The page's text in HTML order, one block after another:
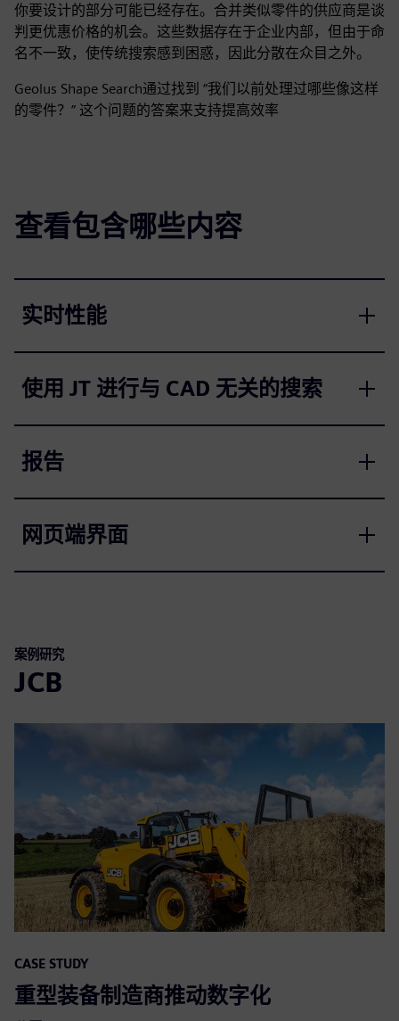
你要设计的部分可能已经存在。合并类似零件的供应商是谈
判更优惠价格的机会。这些数据存在于企业内部，但由于命
名不一致，使传统搜索感到困惑，因此分散在众目之外。
Geolus Shape Search通过找到 “我们以前处理过哪些像这样
的零件？” 这个问题的答案来支持提高效率
查看包含哪些内容
实时性能
使用 JT 进行与 CAD 无关的搜索
报告
网页端界面
案例研究
JCB
CASE STUDY
重型装备制造商推动数字化